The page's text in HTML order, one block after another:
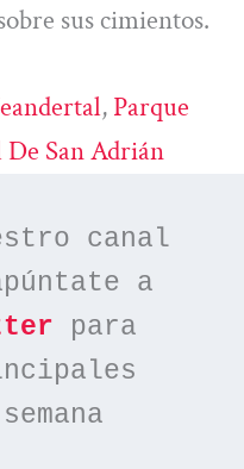
sus cimientos.
, Parque
San Adrián
canal
a
para